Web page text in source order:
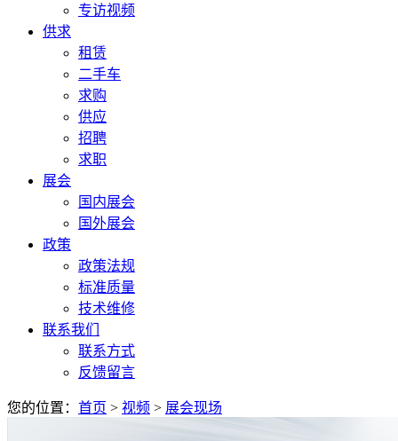
专访视频
供求
租赁
二手车
求购
供应
招聘
求职
展会
国内展会
国外展会
政策
政策法规
标准质量
技术维修
联系我们
联系方式
反馈留言
您的位置： 首页 > 视频 > 展会现场